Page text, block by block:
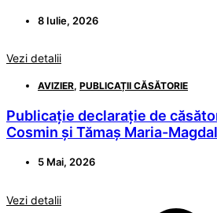
8 Iulie, 2026
Vezi detalii
AVIZIER, PUBLICAȚII CĂSĂTORIE
Publicație declarație de
Cosmin și Tămaș Maria-
5 Mai, 2026
Vezi detalii